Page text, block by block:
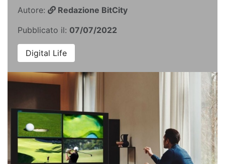
Autore:
Redazione BitCity
Pubblicato il: 07/07/2022
Digital Life